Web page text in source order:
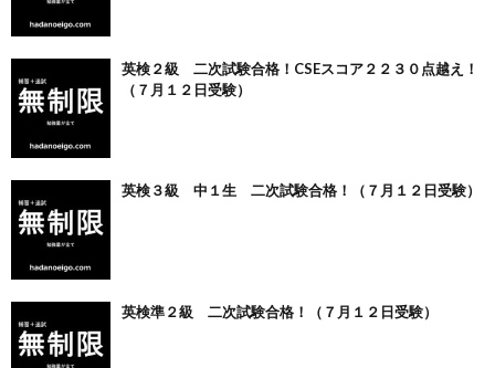
英検２級 二次試験合格！CSEスコア２２３０点越え！
（７月１２日受験）
英検３級 中１生 二次試験合格！（７月１２日受験）
英検準２級 二次試験合格！（７月１２日受験）